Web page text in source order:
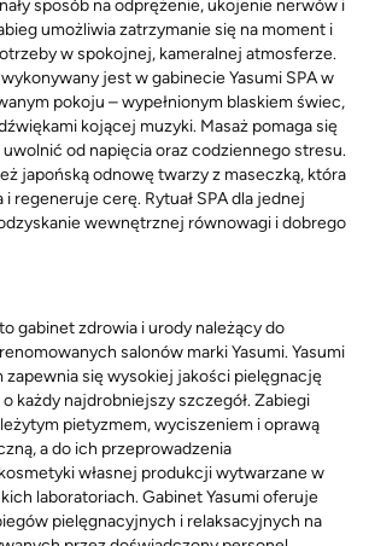
sposób na odprężenie, ukojenie nerwów i
umożliwia zatrzymanie się na moment i
w spokojnej, kameralnej atmosferze.
jest w gabinecie Yasumi SPA w
pokoju – wypełnionym blaskiem świec,
kojącej muzyki. Masaż pomaga się
od napięcia oraz codziennego stresu.
japońską odnowę twarzy z maseczką, która
regeneruje cerę. Rytuał SPA dla jednej
wewnętrznej równowagi i dobrego
gabinet zdrowia i urody należący do
salonów marki Yasumi. Yasumi
się wysokiej jakości pielęgnację
o każdy najdrobniejszy szczegół. Zabiegi
pietyzmem, wyciszeniem i oprawą
a do ich przeprowadzenia
własnej produkcji wytwarzane w
laboratoriach. Gabinet Yasumi oferuje
pielęgnacyjnych i relaksacyjnych na